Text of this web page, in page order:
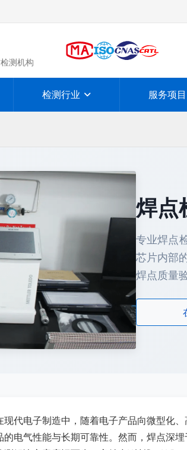
测机构
检测行业 服务项目
焊点
专业焊点
芯片内部
焊点质量
现代电子制造中，随着电子产品向微型化
的电气性能与长期可靠性。然而，焊点深